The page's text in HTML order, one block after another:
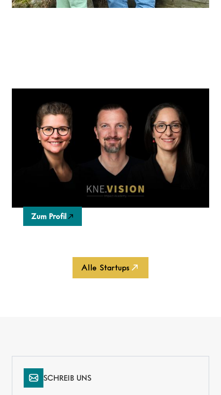
KNE Impact Academy
Die KNE Impact Academy ist eine gemeinnützige E-
Learning-Plattform. Experten erstellen Online-Kurse
zu Nachhaltigkeit, ESG und CSR für Unternehmen
und transformieren damit Wirtschaft und
Zum Profil
Alle Startups
SCHREIB UNS